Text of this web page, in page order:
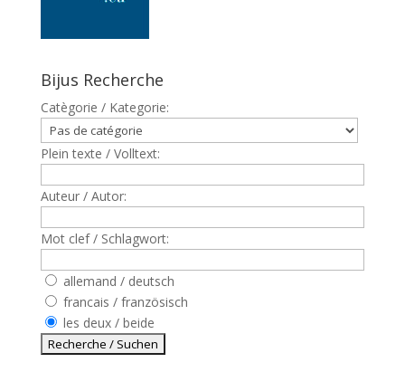
Bijus Recherche
Catègorie / Kategorie:
Plein texte / Volltext:
Auteur / Autor:
Mot clef / Schlagwort:
allemand / deutsch
francais / französisch
les deux / beide